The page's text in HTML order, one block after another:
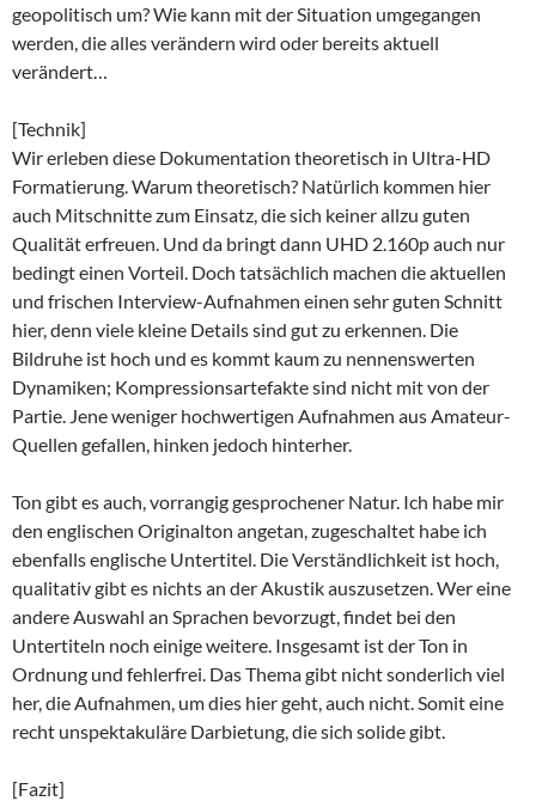
geopolitisch um? Wie kann mit der Situation umgegangen
werden, die alles verändern wird oder bereits aktuell
verändert…
[Technik]
Wir erleben diese Dokumentation theoretisch in Ultra-HD
Formatierung. Warum theoretisch? Natürlich kommen hier
auch Mitschnitte zum Einsatz, die sich keiner allzu guten
Qualität erfreuen. Und da bringt dann UHD 2.160p auch nur
bedingt einen Vorteil. Doch tatsächlich machen die aktuellen
und frischen Interview-Aufnahmen einen sehr guten Schnitt
hier, denn viele kleine Details sind gut zu erkennen. Die
Bildruhe ist hoch und es kommt kaum zu nennenswerten
Dynamiken; Kompressionsartefakte sind nicht mit von der
Partie. Jene weniger hochwertigen Aufnahmen aus Amateur-
Quellen gefallen, hinken jedoch hinterher.
Ton gibt es auch, vorrangig gesprochener Natur. Ich habe mir
den englischen Originalton angetan, zugeschaltet habe ich
ebenfalls englische Untertitel. Die Verständlichkeit ist hoch,
qualitativ gibt es nichts an der Akustik auszusetzen. Wer eine
andere Auswahl an Sprachen bevorzugt, findet bei den
Untertiteln noch einige weitere. Insgesamt ist der Ton in
Ordnung und fehlerfrei. Das Thema gibt nicht sonderlich viel
her, die Aufnahmen, um dies hier geht, auch nicht. Somit eine
recht unspektakuläre Darbietung, die sich solide gibt.
[Fazit]